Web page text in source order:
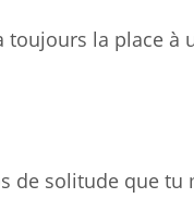
la place à
de solitude que tu